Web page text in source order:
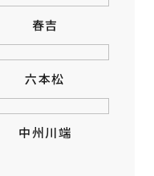
春吉
六本松
中州川端